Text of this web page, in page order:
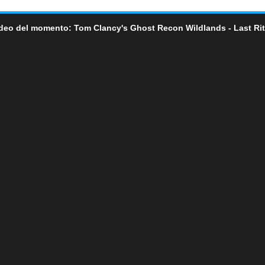
del momento: Tom Clancy's Ghost Recon Wildlands - Last